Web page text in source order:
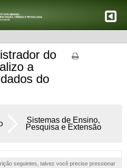
do
a
do
Sistemas de Ensino,
Pesquisa e Extensão
seguintes, talvez você precise pressionar